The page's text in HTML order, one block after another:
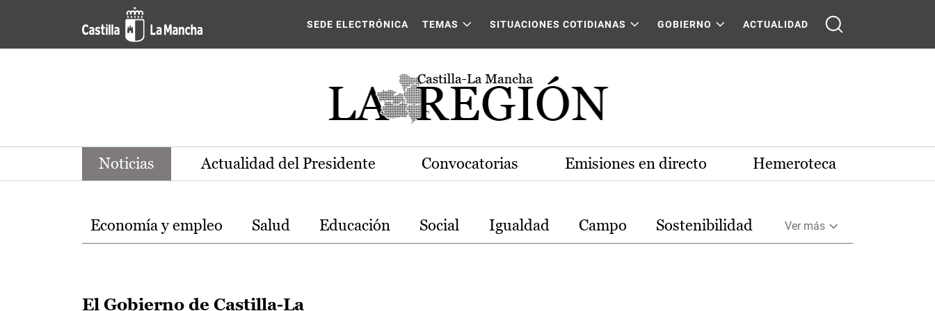
Pasar al contenido principal
Noticias de la región de Castilla-La Mancha
SEDE ELECTRÓNICA TEMAS SITUACIONES COTIDIANAS GOBIERNO ACTUALIDAD
Noticias Actualidad del Presidente Convocatorias Emisiones en directo Hemeroteca
Temas
Economía y empleo Salud Educación Social Igualdad Campo Sostenibilidad Ver más
El Gobierno de Castilla-La